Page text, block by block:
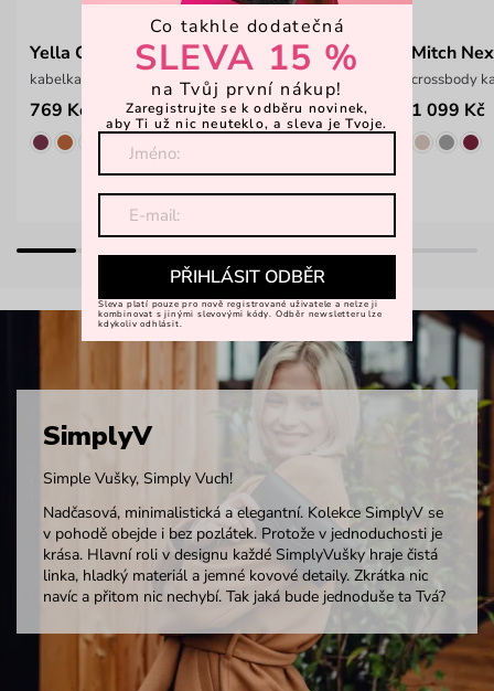
Yella Chic Black
kabelka z lehkého materiálu se strukturou
769 Kč 1 099 Kč
Mitch
crossbody
1 099 Kč
SimplyV
Simple Vušky, Simply Vuch!
Nadčasová, minimalistická a elegantní. Kolekce SimplyV se
v pohodě obejde i bez pozlátek. Protože v jednoduchosti je
krása. Hlavní roli v designu každé SimplyVušky hraje čistá
linka, hladký materiál a jemné kovové detaily. Zkrátka nic
navíc a přitom nic nechybí. Tak jaká bude jednoduše ta Tvá?
Co takhle dodatečná
SLEVA 15 %
na Tvůj první nákup!
Zaregistrujte se k odběru novinek,
aby Ti už nic neuteklo, a sleva je Tvoje.
PŘIHLÁSIT ODBĚR
Sleva platí pouze pro nově registrované uživatele a nelze ji
kombinovat s jinými slevovými kódy. Odběr newsletteru lze
kdykoliv odhlásit.